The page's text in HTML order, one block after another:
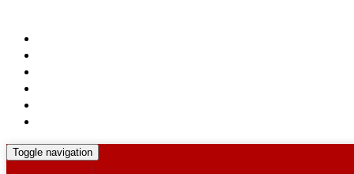
Toggle navigation